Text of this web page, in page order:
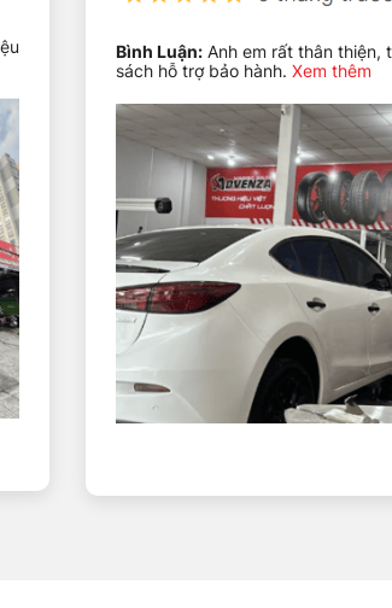
Bình Luận:Anh em rất thân thiện,
sách hỗ trợ bảo hành. Xem thêm